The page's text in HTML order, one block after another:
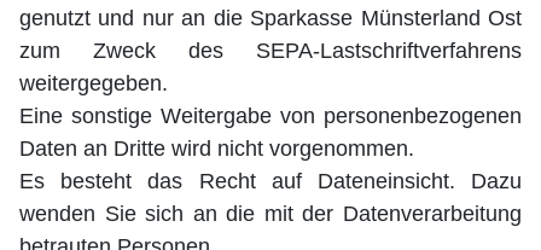
genutzt und nur an die Sparkasse Münsterland Ost
zum Zweck des SEPA-Lastschriftverfahrens
weitergegeben.
Eine sonstige Weitergabe von personenbezogenen
Daten an Dritte wird nicht vorgenommen.
Es besteht das Recht auf Dateneinsicht. Dazu
wenden Sie sich an die mit der Datenverarbeitung